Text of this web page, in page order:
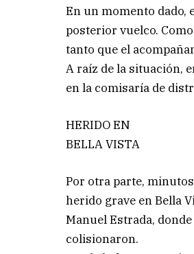
En un momento dado,
posterior vuelco.
tanto que el
A raíz de la situación,
en la comisaría de
HERIDO EN
BELLA VISTA
Por otra parte,
herido grave en Bella
Manuel Estrada,
colisionaron.